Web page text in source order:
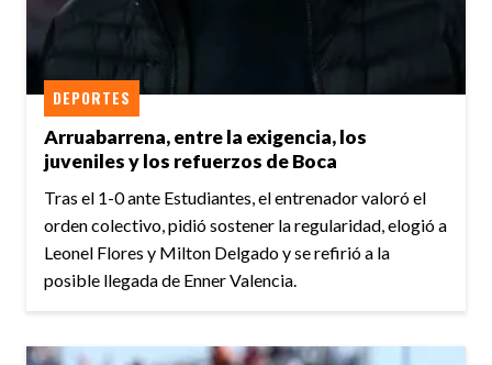
Arruabarrena, entre la exigencia, los
juveniles y los refuerzos de Boca
DEPORTES
Tras el 1-0 ante Estudiantes, el entrenador valoró el
orden colectivo, pidió sostener la regularidad, elogió a
Leonel Flores y Milton Delgado y se refirió a la
posible llegada de Enner Valencia.